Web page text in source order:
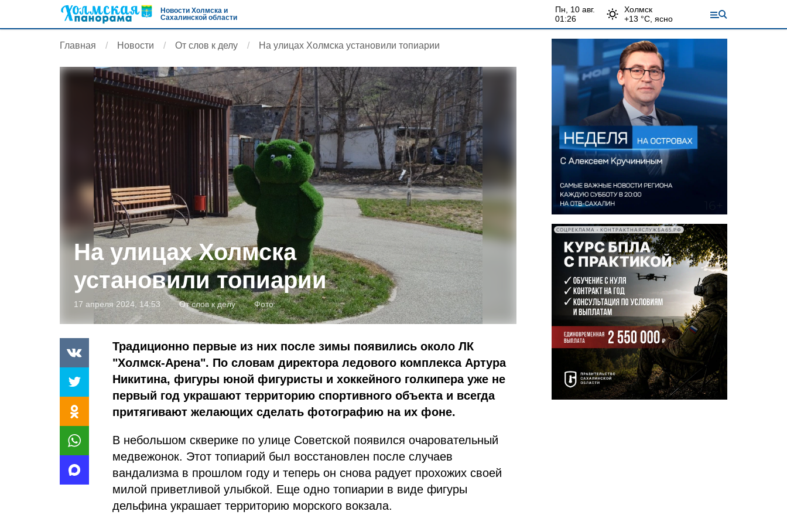
Новости Холмска и
Сахалинской области
пн, 10 авг.
01:26
Холмск
+13 °С, ясно
Главная Новости От слов к делу На улицах Холмска установили топиарии
На улицах Холмска
установили топиарии
17 апреля 2024, 14:53 От слов к делу Фото:
Традиционно первые из них после зимы появились около ЛК
"Холмск-Арена". По словам директора ледового комплекса Артура
Никитина, фигуры юной фигуристы и хоккейного голкипера уже не
первый год украшают территорию спортивного объекта и всегда
притягивают желающих сделать фотографию на их фоне.
В небольшом скверике по улице Советской появился очаровательный
медвежонок. Этот топиарий был восстановлен после случаев
вандализма в прошлом году и теперь он снова радует прохожих своей
милой приветливой улыбкой. Еще одно топиарии в виде фигуры
дельфина украшает территорию морского вокзала.
СОЦРЕКЛАМА • КОНТРАКТНАЯСЛУЖБА65.РФ